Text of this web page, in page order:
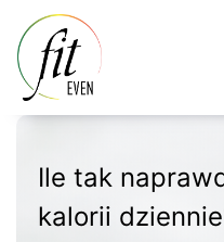
Ile tak
kalorii